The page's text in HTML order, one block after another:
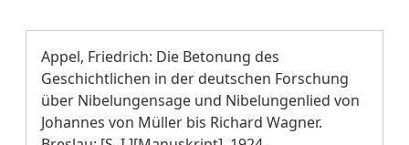
Appel, Friedrich: Die Betonung des
Geschichtlichen in der deutschen Forschung
über Nibelungensage und Nibelungenlied von
Johannes von Müller bis Richard Wagner.